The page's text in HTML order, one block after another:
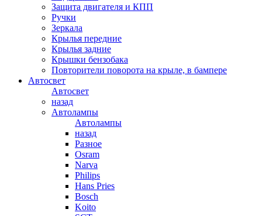
Защита двигателя и КПП
Ручки
Зеркала
Крылья передние
Крылья задние
Крышки бензобака
Повторители поворота на крыле, в бампере
Автосвет
Автосвет
назад
Автолампы
Автолампы
назад
Разное
Osram
Narva
Philips
Hans Pries
Bosch
Koito